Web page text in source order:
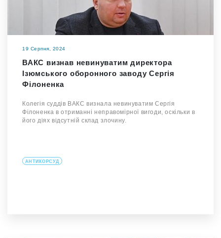
19 Серпня, 2024
ВАКС визнав невинуватим директора
Ізюмського оборонного заводу Сергія
Філоненка
Колегія суддів ВАКС визнала невинуватим Сергія
Філоненка в отриманні неправомірної вигоди, оскільки в
його діях відсутній склад злочину.
АНТИКОРСУД